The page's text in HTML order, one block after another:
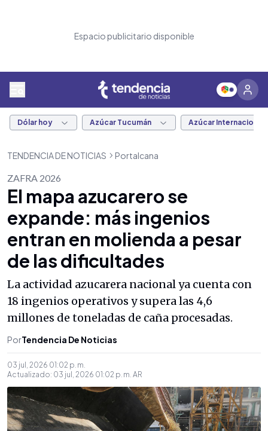
Espacio publicitario disponible
Dólar hoy Azúcar Tucumán Azúcar Internacional
TENDENCIA DE NOTICIAS Portalcana
ZAFRA 2026
El mapa azucarero se
expande: más ingenios
entran en molienda a pesar
de las dificultades
La actividad azucarera nacional ya cuenta con
18 ingenios operativos y supera las 4,6
millones de toneladas de caña procesadas.
PorTendencia De Noticias
03 jul, 2026 01:02 p. m.
Actualizado: 03 jul, 2026 01:02 p. m. AR